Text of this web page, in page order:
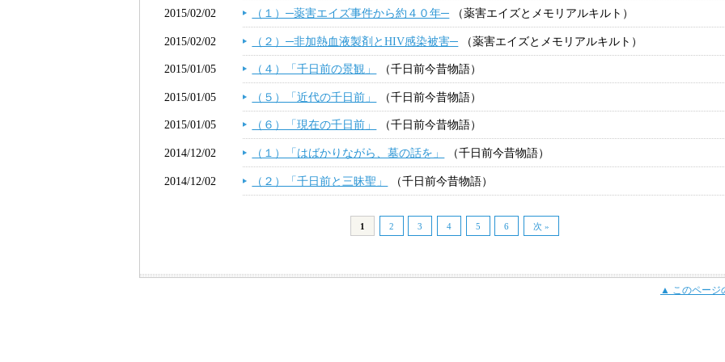
2015/02/02 （１）─薬害エイズ事件から約４０年─ （薬害エイズとメモリアルキルト）
2015/02/02 （２）─非加熱血液製剤とHIV感染被害─ （薬害エイズとメモリアルキルト）
2015/01/05 （４）「千日前の景観」 （千日前今昔物語）
2015/01/05 （５）「近代の千日前」 （千日前今昔物語）
2015/01/05 （６）「現在の千日前」 （千日前今昔物語）
2014/12/02 （１）「はばかりながら、墓の話を」 （千日前今昔物語）
2014/12/02 （２）「千日前と三昧聖」 （千日前今昔物語）
1 2 3 4 5 6 次 »
▲ このページ